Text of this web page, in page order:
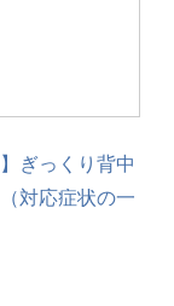
ぎっくり背中
対応症状の一